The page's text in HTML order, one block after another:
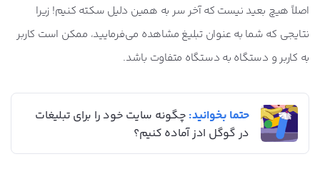
اصلاً هیچ بعید نیست که آخر سر به همین دلیل سکته ‌کنیم! زیرا
نتایجی که شما به عنوان تبلیغ مشاهده می‌فرمایید، ممکن است کاربر
به کاربر و دستگاه به دستگاه متفاوت باشد.
حتما بخوانید: چگونه سایت خود را برای تبلیغات
در گوگل ادز آماده کنیم؟